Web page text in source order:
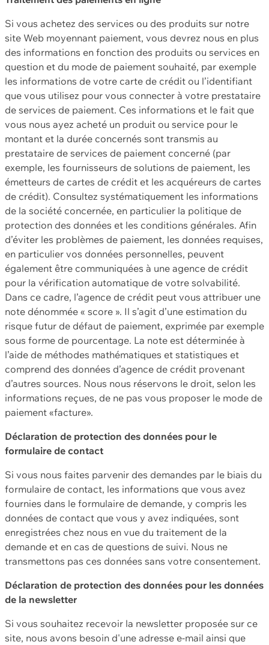
Si vous achetez des services ou des produits sur notre
site Web moyennant paiement, vous devrez nous en plus
des informations en fonction des produits ou services en
question et du mode de paiement souhaité, par exemple
les informations de votre carte de crédit ou l’identifiant
que vous utilisez pour vous connecter à votre prestataire
de services de paiement. Ces informations et le fait que
vous nous ayez acheté un produit ou service pour le
montant et la durée concernés sont transmis au
prestataire de services de paiement concerné (par
exemple, les fournisseurs de solutions de paiement, les
émetteurs de cartes de crédit et les acquéreurs de cartes
de crédit). Consultez systématiquement les informations
de la société concernée, en particulier la politique de
protection des données et les conditions générales. Afin
d’éviter les problèmes de paiement, les données requises,
en particulier vos données personnelles, peuvent
également être communiquées à une agence de crédit
pour la vérification automatique de votre solvabilité.
Dans ce cadre, l’agence de crédit peut vous attribuer une
note dénommée « score ». Il s’agit d’une estimation du
risque futur de défaut de paiement, exprimée par exemple
sous forme de pourcentage. La note est déterminée à
l’aide de méthodes mathématiques et statistiques et
comprend des données d’agence de crédit provenant
d’autres sources. Nous nous réservons le droit, selon les
informations reçues, de ne pas vous proposer le mode de
paiement «facture».
Déclaration de protection des données pour le
formulaire de contact
Si vous nous faites parvenir des demandes par le biais du
formulaire de contact, les informations que vous avez
fournies dans le formulaire de demande, y compris les
données de contact que vous y avez indiquées, sont
enregistrées chez nous en vue du traitement de la
demande et en cas de questions de suivi. Nous ne
transmettons pas ces données sans votre consentement.
Déclaration de protection des données pour les données
de la newsletter
Si vous souhaitez recevoir la newsletter proposée sur ce
site, nous avons besoin d'une adresse e-mail ainsi que